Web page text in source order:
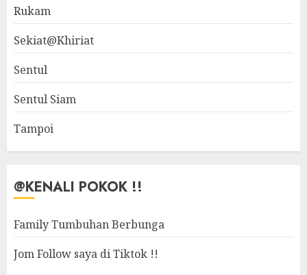
Rukam
Sekiat@Khiriat
Sentul
Sentul Siam
Tampoi
@KENALI POKOK !!
Family Tumbuhan Berbunga
Jom Follow saya di Tiktok !!